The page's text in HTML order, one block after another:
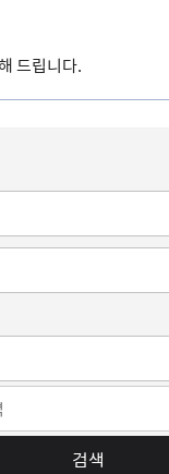
드립니다.
검색